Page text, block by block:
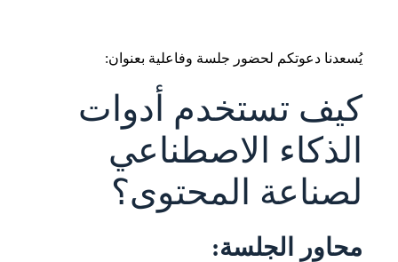
يُسعدنا دعوتكم لحضور جلسة وفاعلية بعنوان:
كيف تستخدم أدوات
الذكاء الاصطناعي
لصناعة المحتوى؟
محاور الجلسة: